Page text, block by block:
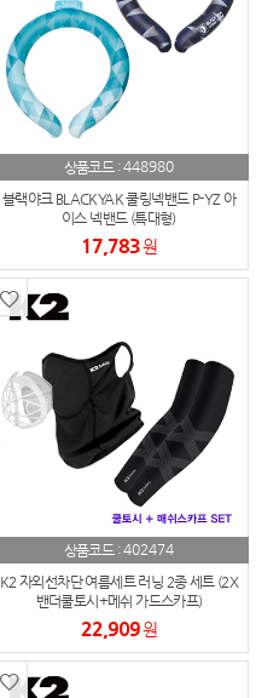
상품코드 :448980
블랙야크 BLACKYAK 쿨링넥밴드 P-YZ 아
이스 넥밴드 (특대형)
17,783원
상품코드 :402474
K2 자외선차단 여름세트 러닝 2종 세트 (2X
밴더쿨토시+메쉬 가드스카프)
22,909원